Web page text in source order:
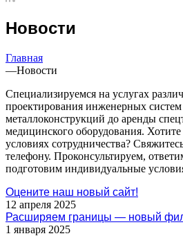
Новости
Главная
—Новости
Специализируемся на услугах
проектирования инженерных
металлоконструкций до аренды
медицинского оборудования. Хотите
условиях сотрудничества?
телефону. Проконсультируем,
подготовим индивидуальные
Оцените наш новый сайт!
12 апреля 2025
Расширяем границы — новый
1 января 2025